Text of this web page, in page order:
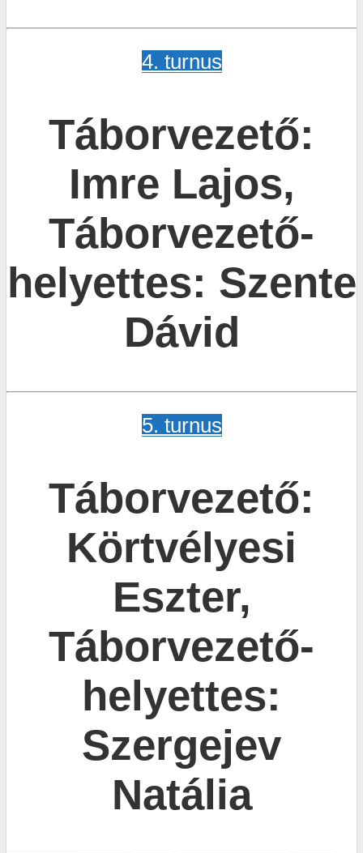
4. turnus
Táborvezető:
Imre Lajos,
Táborvezető-
helyettes: Szente
Dávid
5. turnus
Táborvezető:
Körtvélyesi
Eszter,
Táborvezető-
helyettes:
Szergejev
Natália